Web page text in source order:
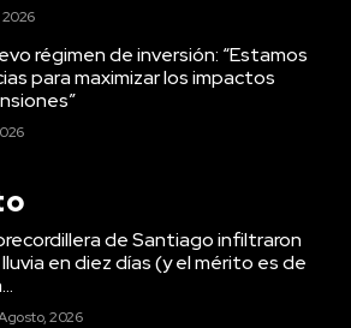
2026
régimen de inversión: “Estamos
para maximizar los impactos
de Santiago infiltraron
en diez días (y el mérito es de
2026